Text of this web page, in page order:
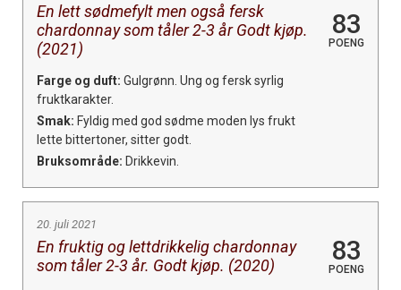
En lett sødmefylt men også fersk
chardonnay som tåler 2-3 år Godt kjøp.
(2021)
83
POENG
Farge og duft: Gulgrønn. Ung og fersk syrlig
fruktkarakter.
Smak: Fyldig med god sødme moden lys frukt
lette bittertoner, sitter godt.
Bruksområde: Drikkevin.
20. juli 2021
En fruktig og lettdrikkelig chardonnay
som tåler 2-3 år. Godt kjøp. (2020)
83
POENG